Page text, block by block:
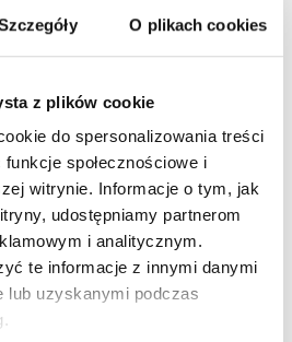
O plikach cookies
z plików cookie
do spersonalizowania treści
społecznościowe i
witrynie. Informacje o tym, jak
udostępniamy partnerom
i analitycznym.
te informacje z innymi danymi
lub uzyskanymi podczas
seksualnego
partnera/kę osoby pacjenckiej.
urazy,